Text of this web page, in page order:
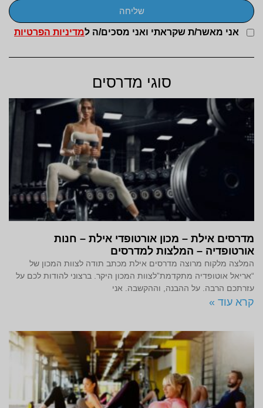
אני מאשר/ת שקראתי ואני מסכים/ה למדיניות הפרטיות
שליחה
סוגי מדרסים
מדרסים אילת – מכון אורטופדי אילת – חנות
אורטופדיה – המלצות למדרסים
המלצה מלקוח מרוצה מדרסים אילת מכתב תודה לצוות המכון של
“אריאל אוטופדיה מתקדמת”לצוות המכון היקר. ברצוני להודות לכם על
עזרתכם הרבה. על ההבנה, וההקשבה. אני
קרא עוד »